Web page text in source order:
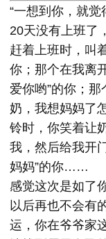
“一想到你，就觉
20天没有上班了
赶着上班时，叫
你；那个在我离
爱你哟”的你；
奶，我想妈妈了
铃时，你笑着让
我，然后给我开
妈妈”的你……
感觉这次是如了
以后再也不会有
运，你在爷爷家